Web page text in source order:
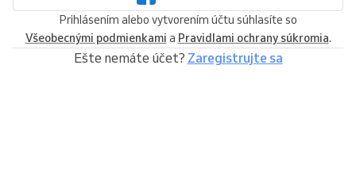
Prihlásením alebo vytvorením účtu súhlasíte so
Všeobecnými podmienkami a Pravidlami ochrany súkromia.
Ešte nemáte účet? Zaregistrujte sa